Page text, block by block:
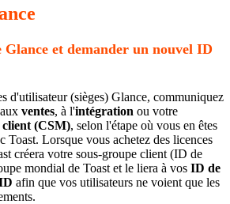
Glance et demander un nouvel ID
d'utilisateur (sièges) Glance, communiquez
ventes, à l'intégration ou votre
client (CSM), selon l'étape où vous en êtes
Toast. Lorsque vous achetez des licences
créera votre sous-groupe client (ID de
mondial de Toast et le liera à vos ID de
afin que vos utilisateurs ne voient que les